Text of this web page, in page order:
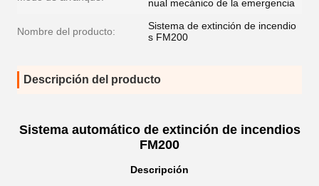
nual mecánico de la emergencia
Nombre del producto:
Sistema de extinción de incendio
s FM200
Descripción del producto
Sistema automático de extinción de incendios
FM200
Descripción